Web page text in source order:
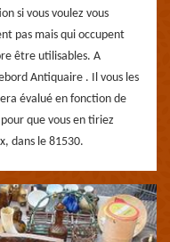
si vous voulez vous
pas mais qui occupent
être utilisables. A
Antiquaire . Il vous les
évalué en fonction de
que vous en tiriez
dans le 81530.